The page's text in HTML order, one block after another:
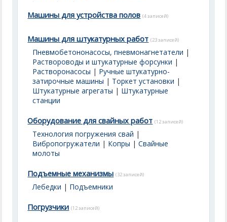
Машины для устройства полов (4 записей)
Машины для штукатурных работ (23 записей)
Пневмобетононасосы, пневмонагнетатели |
Раствороводы и штукатурные форсунки |
Растворонасосы | Ручные штукатурно-
затирочные машины | Торкет установки |
Штукатурные агрегаты | Штукатурные
станции
Оборудование для свайных работ (12 записей)
Технология погружения свай |
Вибропогружатели | Копры |Свайные
молоты
Подъемные механизмы (32 записей)
Лебедки | Подъемники
Погрузчики (12 записей)